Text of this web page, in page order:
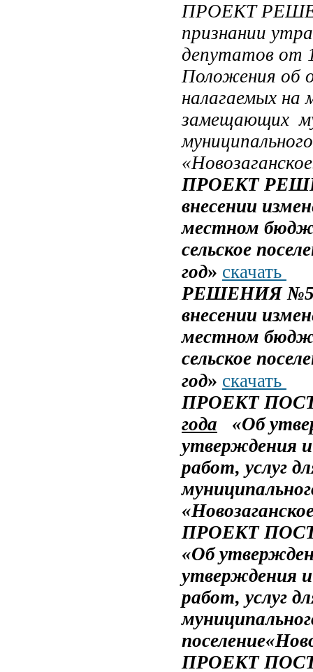
ПРОЕКТ
признании
депутатов от
Положения об
налагаемых на
замещающих
ПРОЕКТ
внесении
местном
сельское
год» скачать
РЕШЕНИЯ №57
внесении
местном
сельское
год» скачать
ПРОЕКТ
года «Об
утверждения и
работ, услуг
ПРОЕКТ
«Об
утверждения и
работ, услуг
ПРОЕКТ